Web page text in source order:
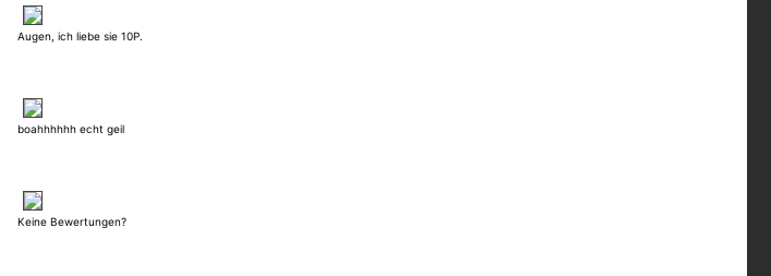
Augen, ich liebe sie 10P.
boahhhhhh echt geil
Keine Bewertungen?